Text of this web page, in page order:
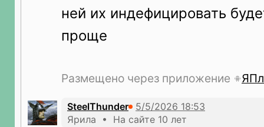
ней их индефицировать
проще
Размещено через приложение
SteelThunder
Ярила • На сайте 10 лет